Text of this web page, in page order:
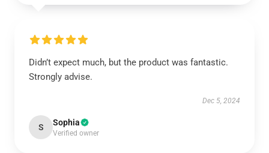
Didn’t expect much, but the product was fantastic.
Strongly advise.
Dec 5, 2024
S Sophia
Verified owner